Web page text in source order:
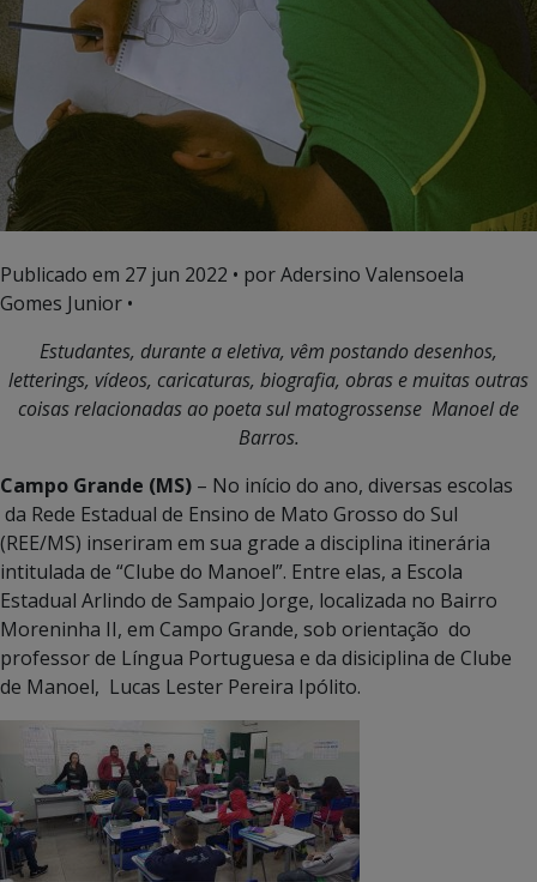
Publicado em 27 jun 2022 • por Adersino Valensoela
Gomes Junior •
Estudantes, durante a eletiva, vêm postando desenhos,
letterings, vídeos, caricaturas, biografia, obras e muitas outras
coisas relacionadas ao poeta sul matogrossense Manoel de
Barros.
Campo Grande (MS) – No início do ano, diversas escolas
da Rede Estadual de Ensino de Mato Grosso do Sul
(REE/MS) inseriram em sua grade a disciplina itinerária
intitulada de “Clube do Manoel”. Entre elas, a Escola
Estadual Arlindo de Sampaio Jorge, localizada no Bairro
Moreninha II, em Campo Grande, sob orientação do
professor de Língua Portuguesa e da disiciplina de Clube
de Manoel, Lucas Lester Pereira Ipólito.